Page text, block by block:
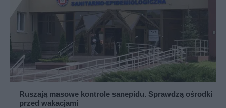
Ruszają masowe kontrole sanepidu. Sprawdzą ośrodki
przed wakacjami